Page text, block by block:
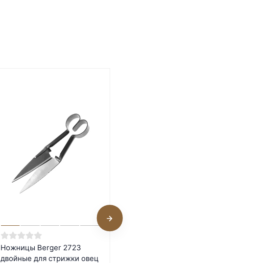
Ножницы Berger 2723
двойные для стрижки овец